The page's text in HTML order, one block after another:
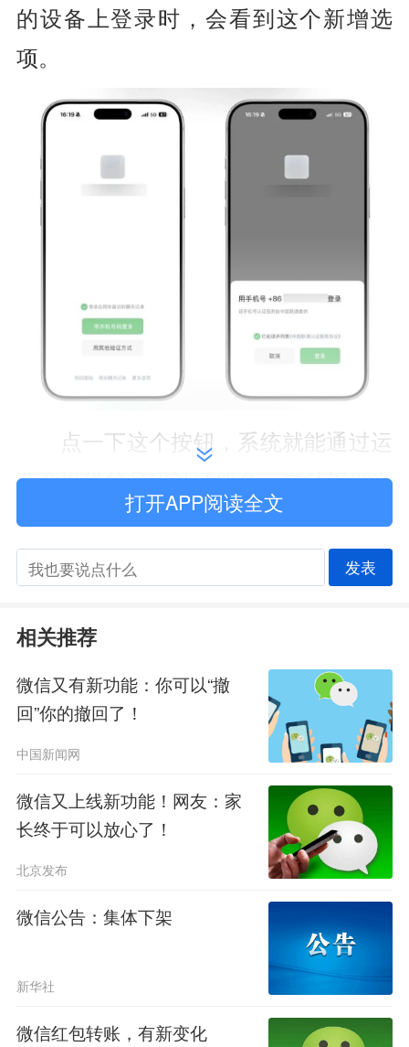
的设备上登录时，会看到这个新增选
项。
点一下这个按钮，系统就能通过运
营商提供的号码认证服务，自动识别当
前 SIM 卡绑定的手机号，不用输密
码、不用等验证码，直接一键登录。使
不过需要注意的是，这个功能只适
用于已经登录过该微信的“旧设备”。如
果是全新设备首次登录，为了账号安
全，仍然需要通过验证码或密码验证流
程。
微信视频通话支持横屏
第三个功能，是“视频党福音”!以前
微信视频通话只能竖屏，想拍个全景、
跟家人一起同框，镜头一拉远画面就变
得局促拥挤。
打开APP阅读全文
发表
相关推荐
微信又有新功能：你可以“撤
回”你的撤回了！
中国新闻网
微信又上线新功能！网友：家
长终于可以放心了！
北京发布
微信公告：集体下架
新华社
微信红包转账，有新变化